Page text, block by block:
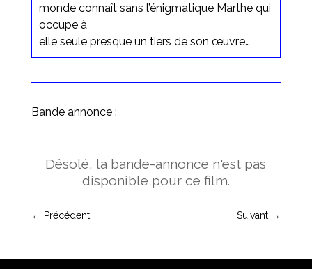
monde connaît sans l’énigmatique Marthe qui
occupe à
elle seule presque un tiers de son œuvre…
Bande annonce :
Désolé, la bande-annonce n'est pas
disponible pour ce film.
← Précédent Suivant →